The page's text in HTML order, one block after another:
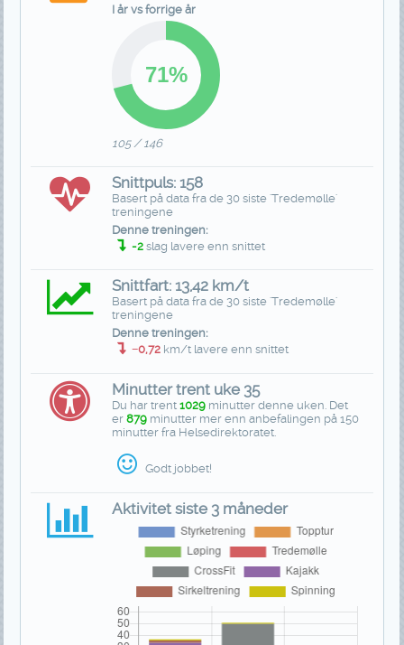
I år vs forrige år
105 / 146
Snittpuls: 158
Basert på data fra de 30 siste 'Tredemølle'
treningene
Denne treningen:
-2 slag lavere enn snittet
Snittfart: 13,42 km/t
Basert på data fra de 30 siste 'Tredemølle'
treningene
Denne treningen:
−0,72 km/t lavere enn snittet
Minutter trent uke 35
Du har trent1029 minutter denne uken. Det
er879 minutter mer enn anbefalingen på 150
minutter fra Helsedirektoratet.
Godt jobbet!
Aktivitet siste 3 måneder